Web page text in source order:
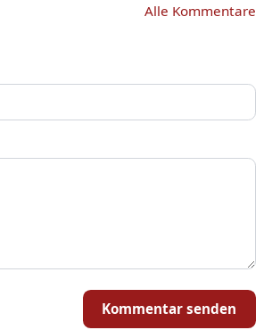
Alle Kommentare
Kommentar senden